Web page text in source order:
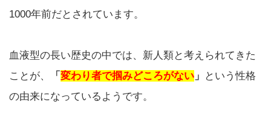
1000年前だとされています。
血液型の長い歴史の中では、新人類と考えられてきた
ことが、
「 変わり者で掴みどころがない 」
という性格
の由来になっているようです。